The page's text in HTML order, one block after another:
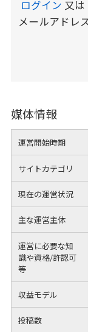
ログイン 又は
メールアドレ
媒体情報
運営開始時期
サイトカテゴリ
現在の運営状況
主な運営主体
運営に必要な知
識や資格/許認可
等
収益モデル
投稿数